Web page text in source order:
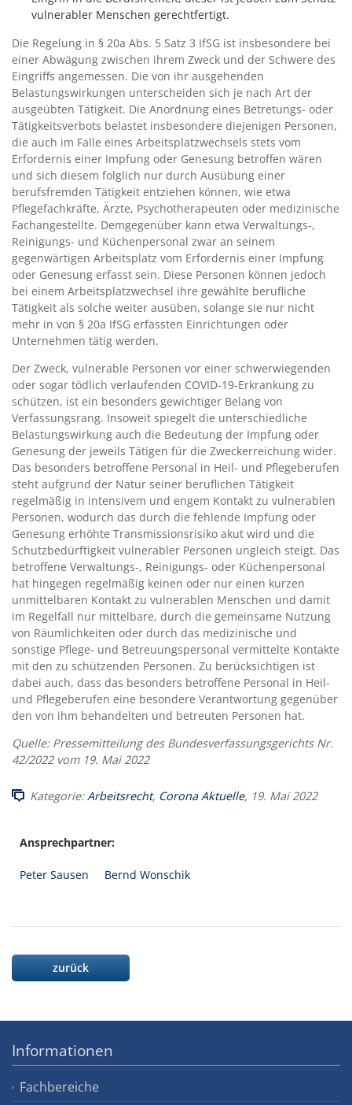
vulnerabler Menschen gerechtfertigt.
Die Regelung in § 20a Abs. 5 Satz 3 IfSG ist insbesondere bei
einer Abwägung zwischen ihrem Zweck und der Schwere des
Eingriffs angemessen. Die von ihr ausgehenden
Belastungswirkungen unterscheiden sich je nach Art der
ausgeübten Tätigkeit. Die Anordnung eines Betretungs- oder
Tätigkeitsverbots belastet insbesondere diejenigen Personen,
die auch im Falle eines Arbeitsplatzwechsels stets vom
Erfordernis einer Impfung oder Genesung betroffen wären
und sich diesem folglich nur durch Ausübung einer
berufsfremden Tätigkeit entziehen können, wie etwa
Pflegefachkräfte, Ärzte, Psychotherapeuten oder medizinische
Fachangestellte. Demgegenüber kann etwa Verwaltungs-,
Reinigungs- und Küchenpersonal zwar an seinem
gegenwärtigen Arbeitsplatz vom Erfordernis einer Impfung
oder Genesung erfasst sein. Diese Personen können jedoch
bei einem Arbeitsplatzwechsel ihre gewählte berufliche
Tätigkeit als solche weiter ausüben, solange sie nur nicht
mehr in von § 20a IfSG erfassten Einrichtungen oder
Unternehmen tätig werden.
Der Zweck, vulnerable Personen vor einer schwerwiegenden
oder sogar tödlich verlaufenden COVID-19-Erkrankung zu
schützen, ist ein besonders gewichtiger Belang von
Verfassungsrang. Insoweit spiegelt die unterschiedliche
Belastungswirkung auch die Bedeutung der Impfung oder
Genesung der jeweils Tätigen für die Zweckerreichung wider.
Das besonders betroffene Personal in Heil- und Pflegeberufen
steht aufgrund der Natur seiner beruflichen Tätigkeit
regelmäßig in intensivem und engem Kontakt zu vulnerablen
Personen, wodurch das durch die fehlende Impfung oder
Genesung erhöhte Transmissionsrisiko akut wird und die
Schutzbedürftigkeit vulnerabler Personen ungleich steigt. Das
betroffene Verwaltungs-, Reinigungs- oder Küchenpersonal
hat hingegen regelmäßig keinen oder nur einen kurzen
unmittelbaren Kontakt zu vulnerablen Menschen und damit
im Regelfall nur mittelbare, durch die gemeinsame Nutzung
von Räumlichkeiten oder durch das medizinische und
sonstige Pflege- und Betreuungspersonal vermittelte Kontakte
mit den zu schützenden Personen. Zu berücksichtigen ist
dabei auch, dass das besonders betroffene Personal in Heil-
und Pflegeberufen eine besondere Verantwortung gegenüber
den von ihm behandelten und betreuten Personen hat.
Quelle: Pressemitteilung des Bundesverfassungsgerichts Nr.
42/2022 vom 19. Mai 2022
Kategorie:Arbeitsrecht, Corona Aktuelle, 19. Mai 2022
Ansprechpartner:
Peter Sausen Bernd Wonschik
zurück
Informationen
Fachbereiche